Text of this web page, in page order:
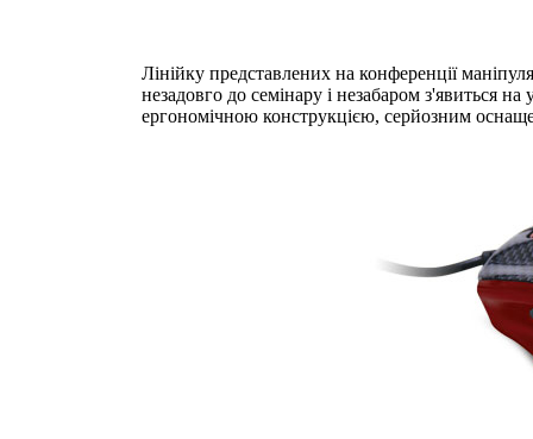
Лінійку представлених на конференції
незадовго до семінару і незабаром з'явиться
ергономічною конструкцією, серйозним